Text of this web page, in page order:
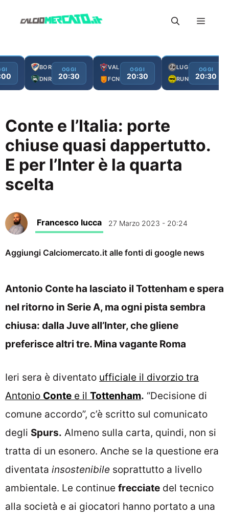
Menu
BOR
DNR
OGGI
20:30
VAL
FCN
OGGI
20:30
LUG
RUN
OGGI
20:30
Conte e l’Italia: porte
chiuse quasi dappertutto.
E per l’Inter è la quarta
scelta
Francesco Iucca 27 Marzo 2023 - 20:24
Aggiungi Calciomercato.it alle fonti di google news
Antonio Conte ha lasciato il Tottenham e spera
nel ritorno in Serie A, ma ogni pista sembra
chiusa: dalla Juve all’Inter, che gliene
preferisce altri tre. Mina vagante Roma
Ieri sera è diventato ufficiale il divorzio tra
Antonio Conte e il Tottenham. “Decisione di
comune accordo”, c’è scritto sul comunicato
degli Spurs. Almeno sulla carta, quindi, non si
tratta di un esonero. Anche se la questione era
diventata insostenibile soprattutto a livello
ambientale. Le continue frecciate del tecnico
alla società e ai giocatori hanno portato a una